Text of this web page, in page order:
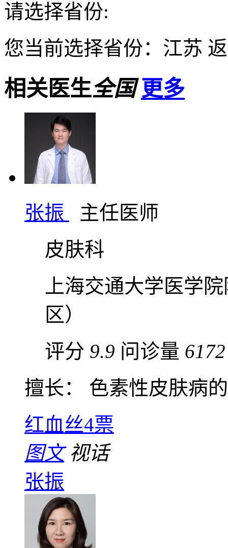
请选择省份:
您当前选择省份： 江苏
相关医生全国 更多
张振
主任医师
皮肤科
上海交通大学医学
区）
评分 9.9 问诊量 6172
擅长： 色素性皮肤病
红血丝4票
图文 视话
张振